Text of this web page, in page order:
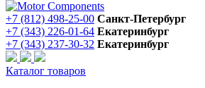
+7 (812) 498-25-00 Санкт-Петербург
+7 (343) 226-01-64 Екатеринбург
+7 (343) 237-30-32 Екатеринбург
Каталог товаров